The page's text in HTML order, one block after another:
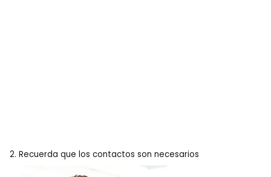
2. Recuerda que los contactos son necesarios